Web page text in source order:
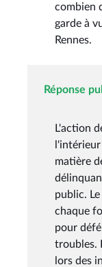
combien
garde à
Rennes.
Réponse
L'action
l'intérieur
matière
public.
chaque
pour
troubles.
lors des